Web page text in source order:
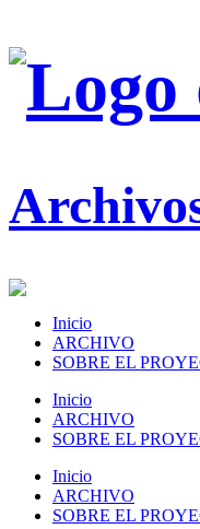
Inicio
ARCHIVO
SOBRE EL
Inicio
ARCHIVO
SOBRE EL
Inicio
ARCHIVO
SOBRE EL